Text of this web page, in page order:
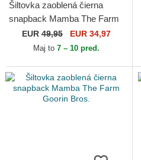
Šiltovka zaoblená čierna
snapback Mamba The Farm
Premium The Farm Goorin
EUR49,95 EUR 34,97
Maj to 7 – 10 pred.